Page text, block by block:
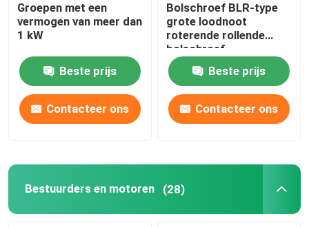
Groepen met een
vermogen van meer dan
1 kW
Beste prijs
Contacteer ons
Bolschroef BLR-type
grote loodnoot
roterende rollende
bolschroef,
precisiebolschroef en
rollende bolschroef.
Beste prijs
Contacteer ons
Bestuurders en motoren (28)